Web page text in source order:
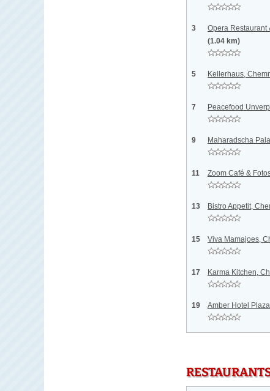
3
Opera Restaurant
(1.04 km)
5 Kellerhaus,
7 Peacefood
9 Maharadscha
11 Zoom Café &
13 Bistro Appetit,
15 Viva Mamajoes,
17 Karma Kitchen,
19 Amber Hotel